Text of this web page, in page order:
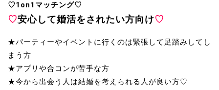
♡1on1マッチング♡
♡安心して婚活をされたい方向け♡
★パーティーやイベントに行くのは緊張して足踏みしてし
まう方
★アプリや合コンが苦手な方
★今から出会う人は結婚を考えられる人が良い方♡